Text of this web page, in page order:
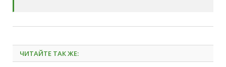
ЧИТАЙТЕ ТАК ЖЕ: